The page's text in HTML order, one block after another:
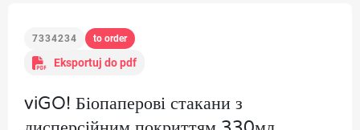
7334234 to order
Eksportuj do pdf
viGO! Біопаперові стакани з